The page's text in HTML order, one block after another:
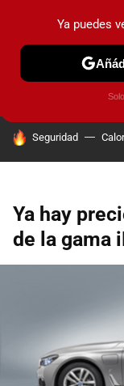
PRUEBAS
HOY SE HABLA DE
Seguridad Calor
Ya hay
de la gama
Ya puedes